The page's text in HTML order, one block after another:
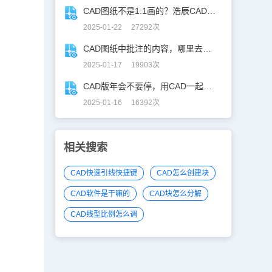
2025-01-22 27292次
2025-01-17 19903次
2025-01-16 16392次
相关搜索
CAD快速引线快捷键 CAD怎么创建块
CAD软件是干嘛的 CAD块怎么分解
CAD线型比例怎么调